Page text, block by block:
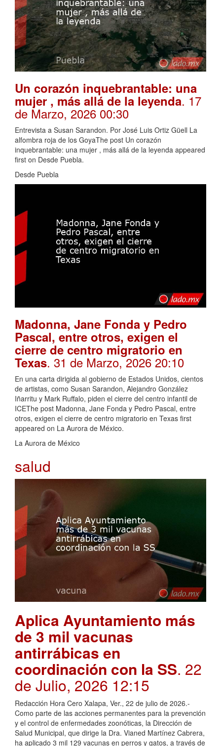
Un corazón inquebrantable: una
mujer , más allá de la leyenda. 17
de Marzo, 2026 00:30
Entrevista a Susan Sarandon. Por José Luis Ortiz Güell La
alfombra roja de los GoyaThe post Un corazón
inquebrantable: una mujer , más allá de la leyenda appeared
first on Desde Puebla.
Desde Puebla
Madonna, Jane Fonda y Pedro
Pascal, entre otros, exigen el
cierre de centro migratorio en
Texas. 31 de Marzo, 2026 20:10
En una carta dirigida al gobierno de Estados Unidos, cientos
de artistas, como Susan Sarandon, Alejandro González
Iñarritu y Mark Ruffalo, piden el cierre del centro infantil de
ICEThe post Madonna, Jane Fonda y Pedro Pascal, entre
otros, exigen el cierre de centro migratorio en Texas first
appeared on La Aurora de México.
La Aurora de México
salud
Aplica Ayuntamiento más
de 3 mil vacunas
antirrábicas en
coordinación con la SS. 22
de Julio, 2026 12:15
Redacción Hora Cero Xalapa, Ver., 22 de julio de 2026.-
Como parte de las acciones permanentes para la prevención
y el control de enfermedades zoonóticas, la Dirección de
Salud Municipal, que dirige la Dra. Vianed Martínez Cabrera,
ha aplicado 3 mil 129 vacunas en perros y gatos, a través de